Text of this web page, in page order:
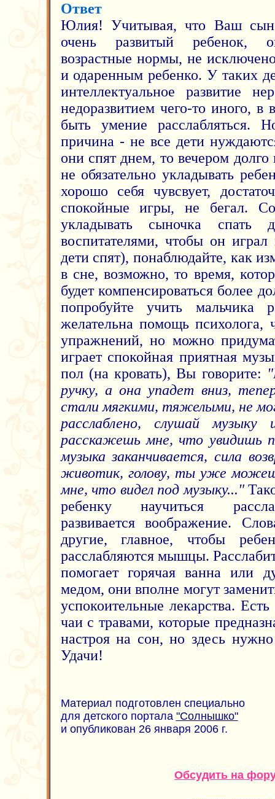
Ответ
Юлия! Учитывая, что Ваш
очень развитый ребенок,
возрастные нормы, не
и одаренным ребенко. У таких
интеллектуальное развитие
недоразвитием чего-то иного,
быть умение
причина - не все дети
они спят днем, то вечером
не обязательно укладывать
хорошо себя чувсвует,
спокойные игры, не бегал.
укладывать сыночка спать
воспитателями, чтобы он
дети спят), понаблюдайте, как
в сне, возможно, то время,
будет компенсироваться более
попробуйте учить мальчика
желательна помощь психолога,
упражнений, но можно
играет спокойная приятная
пол (на кровать), Вы говорите:
ручку, а она упадет вниз,
стали мягкими, тяжелыми, не
расслаблено, слушай музыку
расскажешь мне, что увидишь
музыка заканчивается, сила
животик, голову, ты уже
мне, что видел под музыку..."
ребенку научиться
развивается воображение.
другие, главное, чтобы
расслабляются мышцы.
помогает горячая ванна или
медом, они вполне могут
успокоительные лекарства.
чаи с травами, которые
настроя на сон, но здесь нужно
Удачи!
Материал подготовлен специально
для детского портала "Солнышко"
и опубликован 26 января 2006 г.
Обсудить на